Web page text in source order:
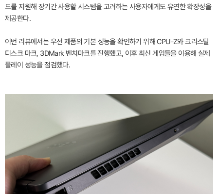
드를 지원해 장기간 사용할 시스템을 고려하는 사용자에게도 유연한 확장성을
제공한다.
이번 리뷰에서는 우선 제품의 기본 성능을 확인하기 위해 CPU-Z와 크리스탈
디스크 마크, 3DMark 벤치마크를 진행했고, 이후 최신 게임들을 이용해 실제
플레이 성능을 점검했다.